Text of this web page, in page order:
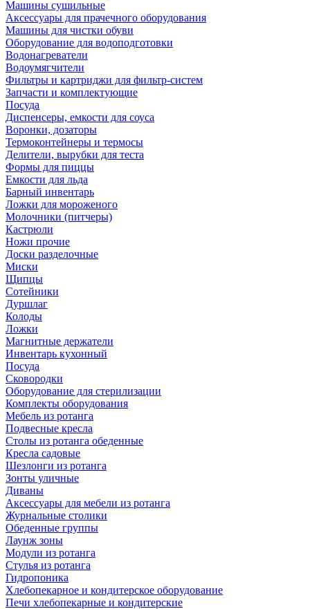
Машины сушильные
Аксессуары для прачечного оборудования
Машины для чистки обуви
Оборудование для водоподготовки
Водонагреватели
Водоумягчители
Фильтры и картриджи для фильтр-систем
Запчасти и комплектующие
Посуда
Диспенсеры, емкости для соуса
Воронки, дозаторы
Термоконтейнеры и термосы
Делители, вырубки для теста
Формы для пиццы
Емкости для льда
Барный инвентарь
Ложки для мороженого
Молочники (питчеры)
Кастрюли
Ножи прочие
Доски разделочные
Миски
Щипцы
Сотейники
Дуршлаг
Колоды
Ложки
Магнитные держатели
Инвентарь кухонный
Посуда
Сковородки
Оборудование для стерилизации
Комплекты оборудования
Мебель из ротанга
Подвесные кресла
Столы из ротанга обеденные
Кресла садовые
Шезлонги из ротанга
Зонты уличные
Диваны
Аксессуары для мебели из ротанга
Журнальные столики
Обеденные группы
Лаунж зоны
Модули из ротанга
Стулья из ротанга
Гидропоника
Хлебопекарное и кондитерское оборудование
Печи хлебопекарные и кондитерские